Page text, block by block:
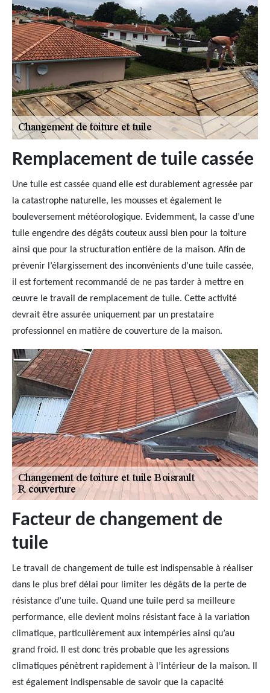
Remplacement de tuile cassée
Une tuile est cassée quand elle est durablement agressée par
la catastrophe naturelle, les mousses et également le
bouleversement météorologique. Evidemment, la casse d’une
tuile engendre des dégâts couteux aussi bien pour la toiture
ainsi que pour la structuration entière de la maison. Afin de
prévenir l’élargissement des inconvénients d’une tuile cassée,
il est fortement recommandé de ne pas tarder à mettre en
œuvre le travail de remplacement de tuile. Cette activité
devrait être assurée uniquement par un prestataire
professionnel en matière de couverture de la maison.
Facteur de changement de
tuile
Le travail de changement de tuile est indispensable à réaliser
dans le plus bref délai pour limiter les dégâts de la perte de
résistance d’une tuile. Quand une tuile perd sa meilleure
performance, elle devient moins résistant face à la variation
climatique, particulièrement aux intempéries ainsi qu’au
grand froid. Il est donc très probable que les agressions
climatiques pénètrent rapidement à l’intérieur de la maison. Il
est également indispensable de savoir que la capacité